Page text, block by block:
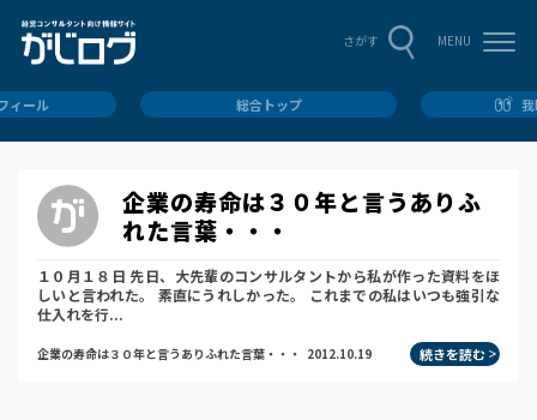
さがす MENU
ィール 総合トップ
企業の寿命は３０年と言うありふ
れた言葉・・・
１０月１８日 先日、大先輩のコンサルタントから私が作った資料をほ
しいと言われた。 素直にうれしかった。 これまでの私はいつも強引な
仕入れを行...
企業の寿命は３０年と言うありふれた言葉・・・ 2012.10.19 続きを読む